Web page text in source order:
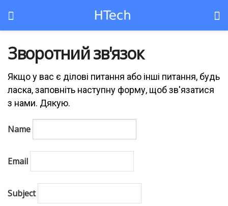
Зворотний зв'язок
Якщо у вас є ділові питання або інші питання, будь
ласка, заповніть наступну форму, щоб зв'язатися
з нами. Дякую.
Name
Email
Subject